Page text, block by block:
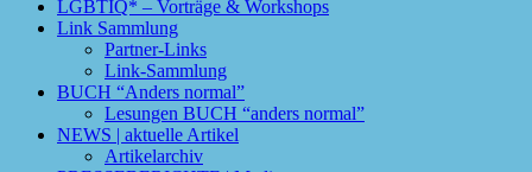
LGBTIQ* – Vorträge & Workshops
Link Sammlung
Partner-Links
Link-Sammlung
BUCH “Anders normal”
Lesungen BUCH “anders normal”
NEWS | aktuelle Artikel
Artikelarchiv